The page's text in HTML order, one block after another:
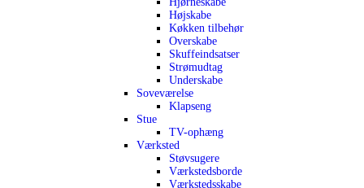
Højskabe
Køkken tilbehør
Overskabe
Skuffeindsatser
Strømudtag
Underskabe
Soveværelse
Klapseng
Stue
TV-ophæng
Værksted
Støvsugere
Værkstedsborde
Værkstedsskabe